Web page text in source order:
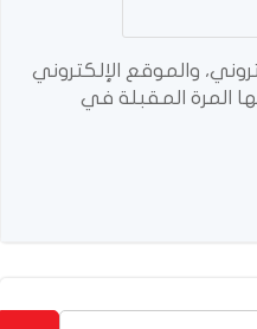
والموقع الإلكتروني
المرة المقبلة في